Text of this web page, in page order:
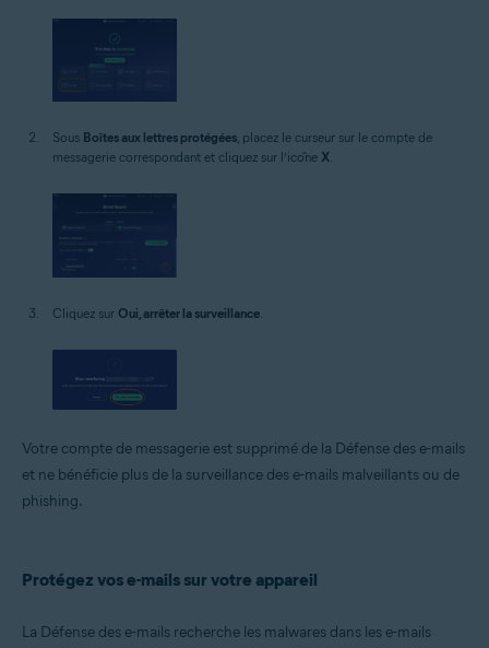
Sous Boîtes aux lettres protégées, placez le curseur sur le compte de
messagerie correspondant et cliquez sur l’icône X.
Cliquez sur Oui, arrêter la surveillance
Votre compte de messagerie est supprimé de la Défense des e-mails
et ne bénéficie plus de la surveillance des e-mails malveillants ou de
phishing.
Protégez vos e-mails sur votre appareil
La Défense des e-mails recherche les malwares dans les e-mails